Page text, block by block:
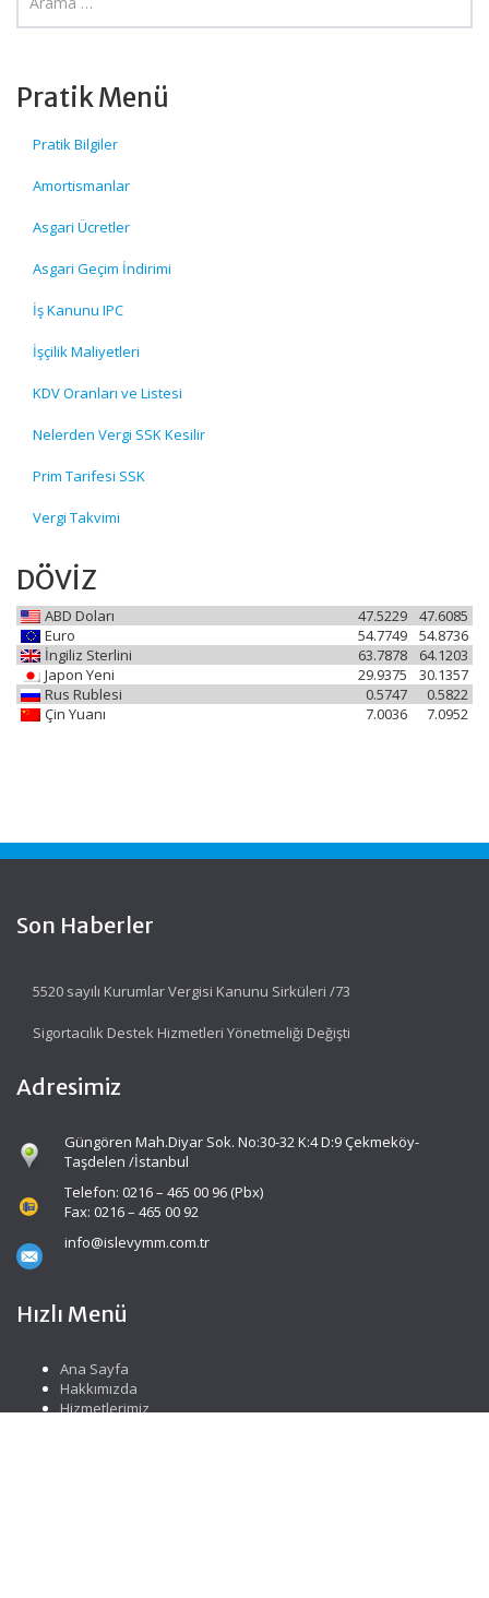
Pratik Menü
Pratik Bilgiler
Amortismanlar
Asgari Ücretler
Asgari Geçim İndirimi
İş Kanunu IPC
İşçilik Maliyetleri
KDV Oranları ve Listesi
Nelerden Vergi SSK Kesilir
Prim Tarifesi SSK
Vergi Takvimi
DÖVİZ
ABD Doları 47.6085
47.5229
Euro
54.8736
54.7749
İngiliz Sterlini
64.1203
63.7878
Japon Yeni
30.1357
29.9375
Rus Rublesi
0.5822
0.5747
Çin Yuanı
7.0952
7.0036
Son Haberler
5520 sayılı Kurumlar Vergisi Kanunu Sirküleri /73
Sigortacılık Destek Hizmetleri Yönetmeliği Değişti
Adresimiz
Güngören Mah.Diyar Sok. No:30-32 K:4 D:9 Çekmeköy-
Taşdelen /İstanbul
Telefon: 0216 – 465 00 96 (Pbx)
Fax: 0216 – 465 00 92
info@islevymm.com.tr
Hızlı Menü
Ana Sayfa
Hakkımızda
Hizmetlerimiz